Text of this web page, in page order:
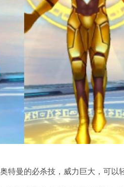
特曼的必杀技，威力巨大，可以